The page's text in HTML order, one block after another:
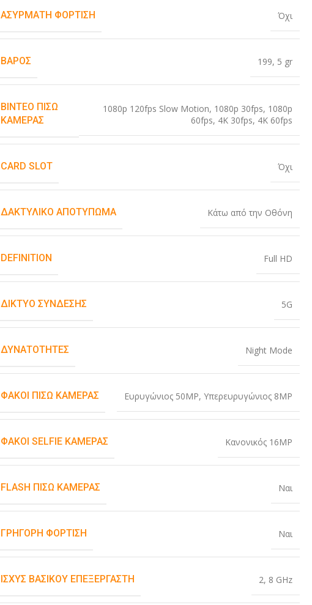
ΑΣΎΡΜΑΤΗ ΦΌΡΤΙΣΗ Όχι
ΒΆΡΟΣ 199, 5 gr
ΒΊΝΤΕΟ ΠΊΣΩ
ΚΆΜΕΡΑΣ
1080p 120fps Slow Motion, 1080p 30fps, 1080p
60fps, 4K 30fps, 4K 60fps
CARD SLOT Όχι
ΔΑΚΤΥΛΙΚΌ ΑΠΟΤΎΠΩΜΑ Κάτω από την Οθόνη
DEFINITION Full HD
ΔΊΚΤΥΟ ΣΎΝΔΕΣΗΣ 5G
ΔΥΝΑΤΌΤΗΤΕΣ Night Mode
ΦΑΚΟΊ ΠΊΣΩ ΚΆΜΕΡΑΣ Ευρυγώνιος 50MP, Υπερευρυγώνιος 8MP
ΦΑΚΟΊ SELFIE ΚΆΜΕΡΑΣ Κανονικός 16MP
FLASH ΠΊΣΩ ΚΆΜΕΡΑΣ Ναι
ΓΡΉΓΟΡΗ ΦΌΡΤΙΣΗ Ναι
ΙΣΧΎΣ ΒΑΣΙΚΟΎ ΕΠΕΞΕΡΓΑΣΤΉ 2, 8 GHz